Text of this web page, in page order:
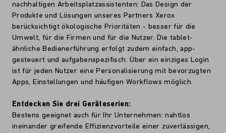
nachhaltigen Arbeitsplatzassistenten: Das Design der
Produkte und Lösungen unseres Partners Xerox
berücksichtigt ökologische Prioritäten - besser für die
Umwelt, für die Firmen und für die Nutzer. Die tablet-
ähnliche Bedienerführung erfolgt zudem einfach, app-
gesteuert und aufgabenspezifisch. Über ein einziges Login
ist für jeden Nutzer eine Personalisierung mit bevorzugten
Apps, Einstellungen und häufigen Workflows möglich.
Entdecken Sie drei Geräteserien:
Bestens geeignet auch für Ihr Unternehmen: nahtlos
ineinander greifende Effizienzvorteile einer zuverlässigen,